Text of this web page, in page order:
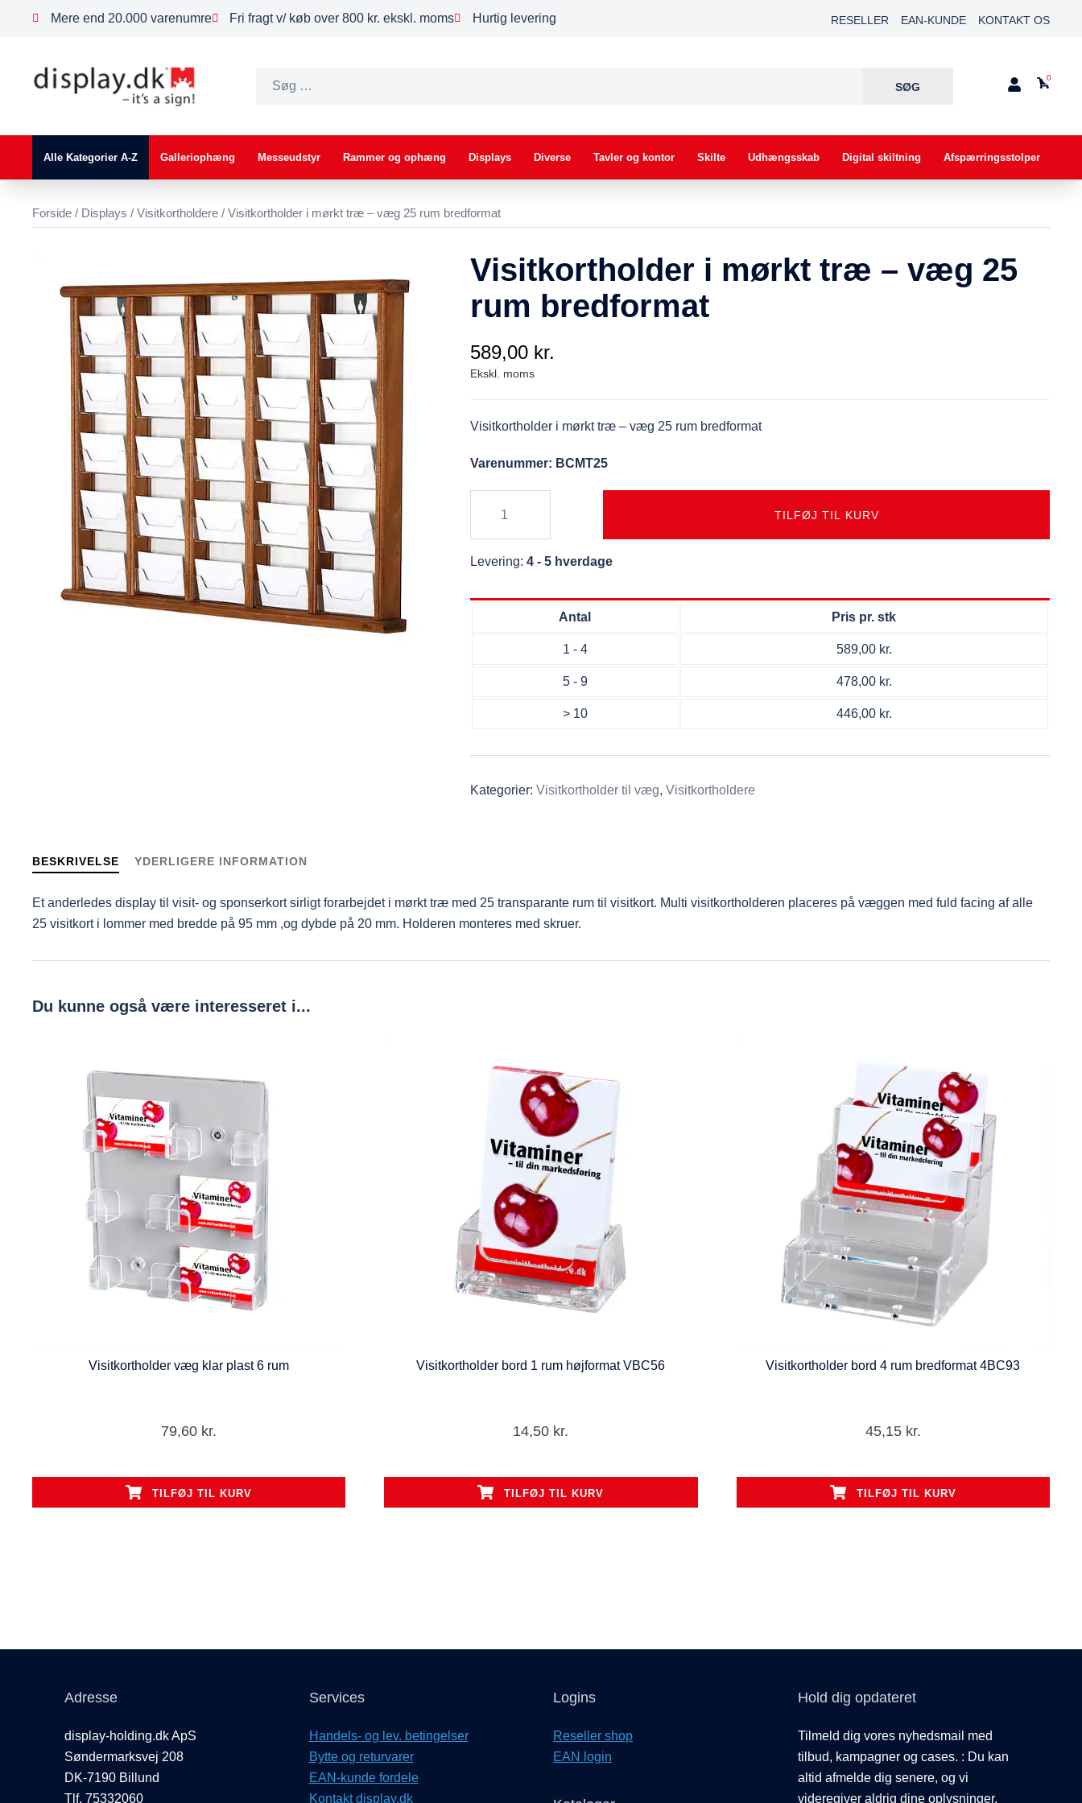
Mere end 20.000 varenumre Fri fragt v/ køb over 800 kr. ekskl. moms Hurtig levering RESELLER EAN-KUNDE KONTAKT OS
0
Alle Kategorier A-Z Galleriophæng Messeudstyr Rammer og ophæng Displays Diverse Tavler og kontor Skilte Udhængsskab Digital skiltning Afspærringsstolper
Forside / Displays / Visitkortholdere / Visitkortholder i mørkt træ – væg 25 rum bredformat
Visitkortholder i mørkt træ – væg 25
rum bredformat
589,00 kr.
Visitkortholder i mørkt træ – væg 25 rum bredformat
Varenummer: BCMT25
TILFØJ TIL KURV
Levering: 4 - 5 hverdage
Antal Pris pr. stk
1 - 4 589,00 kr.
5 - 9 478,00 kr.
> 10 446,00 kr.
Kategorier: Visitkortholder til væg, Visitkortholdere
BESKRIVELSE YDERLIGERE INFORMATION
Et anderledes display til visit- og sponserkort sirligt forarbejdet i mørkt træ med 25 transparante rum til visitkort. Multi visitkortholderen placeres på væggen med fuld facing af alle
25 visitkort i lommer med bredde på 95 mm ,og dybde på 20 mm. Holderen monteres med skruer.
Du kunne også være interesseret i...
Visitkortholder væg klar plast 6 rum
79,60 kr.
TILFØJ TIL KURV
Visitkortholder bord 1 rum højformat VBC56
14,50 kr.
TILFØJ TIL KURV
Visitkortholder bord 4 rum bredformat 4BC93
45,15 kr.
TILFØJ TIL KURV
Adresse
display-holding.dk ApS
Søndermarksvej 208
DK-7190 Billund
Tlf. 75332060
Services
Handels- og lev. betingelser
Bytte og returvarer
EAN-kunde fordele
Kontakt display.dk
Logins
Reseller shop
EAN login
Hold dig opdateret
Tilmeld dig vores nyhedsmail med
tilbud, kampagner og cases. : Du kan
altid afmelde dig senere, og vi
videregiver aldrig dine oplysninger.